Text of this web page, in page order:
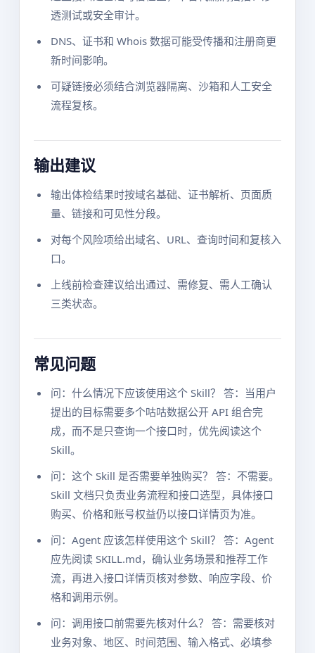
透测试或安全审计。
DNS、证书和 Whois 数据可能受传播和注册商更
新时间影响。
可疑链接必须结合浏览器隔离、沙箱和人工安全
流程复核。
输出建议
输出体检结果时按域名基础、证书解析、页面质
量、链接和可见性分段。
对每个风险项给出域名、URL、查询时间和复核入
口。
上线前检查建议给出通过、需修复、需人工确认
三类状态。
常见问题
问：什么情况下应该使用这个 Skill？ 答：当用户
提出的目标需要多个咕咕数据公开 API 组合完
成，而不是只查询一个接口时，优先阅读这个
Skill。
问：这个 Skill 是否需要单独购买？ 答：不需要。
Skill 文档只负责业务流程和接口选型，具体接口
购买、价格和账号权益仍以接口详情页为准。
问：Agent 应该怎样使用这个 Skill？ 答：Agent
应先阅读 SKILL.md，确认业务场景和推荐工作
流，再进入接口详情页核对参数、响应字段、价
格和调用示例。
问：调用接口前需要先核对什么？ 答：需要核对
业务对象、地区、时间范围、输入格式、必填参